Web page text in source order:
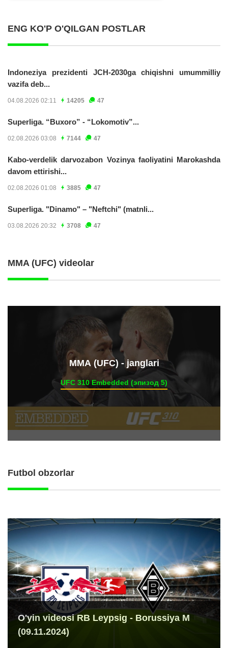
ENG KO'P O'QILGAN POSTLAR
Indoneziya prezidenti JCH-2030ga chiqishni umummilliy
vazifa deb...
04.08.2026 02:11 14205 47
Superliga. “Buxoro” - “Lokomotiv”...
02.08.2026 03:08 7144 47
Kabo-verdelik darvozabon Vozinya faoliyatini Marokashda
davom ettirishi...
02.08.2026 01:08 3885 47
Superliga. "Dinamo" – "Neftchi" (matnli...
03.08.2026 20:32 3708 47
MMA (UFC) videolar
ММА (UFC) - janglari
UFC 310 Embedded (эпизод 5)
Futbol obzorlar
O'yin videosi RB Leypsig - Borussiya M
(09.11.2024)